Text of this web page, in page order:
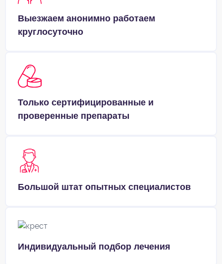
Выезжаем анонимно работаем
круглосуточно
Только сертифицированные и
проверенные препараты
Большой штат опытных специалистов
Индивидуальный подбор лечения